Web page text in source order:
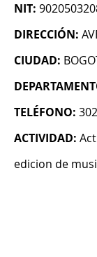
NIT:
DIRECCIÓN:
CIUDAD:
TELÉFONO:
ACTIVIDAD:
edicion de